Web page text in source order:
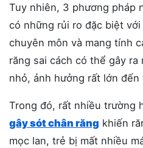
Tuy nhiên, 3 phương pháp
có những rủi ro đặc biệt
chuyên môn và mang tính
răng sai cách có thể gây ra
nhỏ, ảnh hưởng rất lớn
Trong đó, rất nhiều trường
gây sót chân răng khiến
mọc lan, trẻ bị mất nhiều